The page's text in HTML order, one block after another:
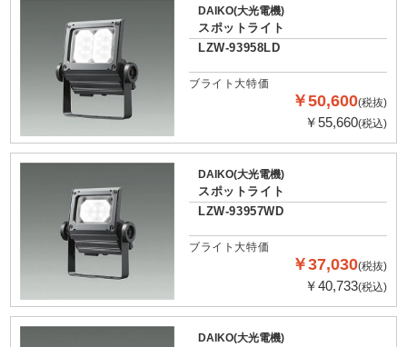
DAIKO(大光電機)
スポットライト
LZW-93958LD
ブライト大特価
￥50,600(税抜)
￥55,660(税込)
DAIKO(大光電機)
スポットライト
LZW-93957WD
ブライト大特価
￥37,030(税抜)
￥40,733(税込)
DAIKO(大光電機)